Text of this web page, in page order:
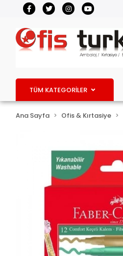
TÜM KATEGORİLER
Ana Sayfa Ofis & Kırtasiye